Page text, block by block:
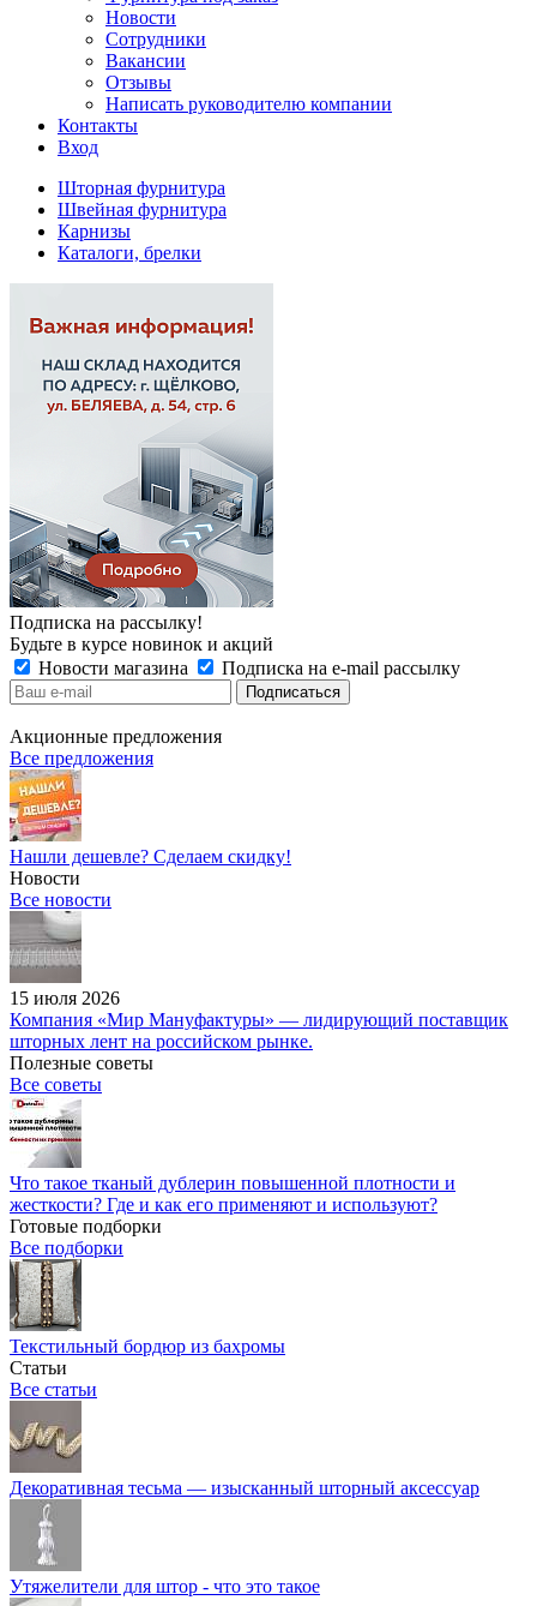
Новости
Сотрудники
Вакансии
Отзывы
Написать руководителю компании
Контакты
Вход
Шторная фурнитура
Швейная фурнитура
Карнизы
Каталоги, брелки
Подписка на рассылку!
Будьте в курсе новинок и акций
Новости магазина
Подписка на e-mail рассылку
Акционные предложения
Все предложения
Нашли дешевле? Сделаем скидку!
Новости
Все новости
15 июля 2026
Компания «Мир Мануфактуры» — лидирующий поставщик
шторных лент на российском рынке.
Полезные советы
Все советы
Что такое тканый дублерин повышенной плотности и
жесткости? Где и как его применяют и используют?
Готовые подборки
Все подборки
Текстильный бордюр из бахромы
Статьи
Все статьи
Декоративная тесьма — изысканный шторный аксессуар
Утяжелители для штор - что это такое